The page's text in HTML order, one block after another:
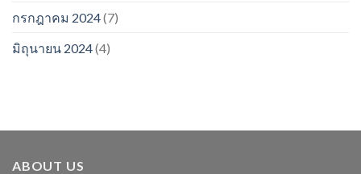
กรกฎาคม 2024(7)
มิถุนายน 2024(4)
ABOUT US